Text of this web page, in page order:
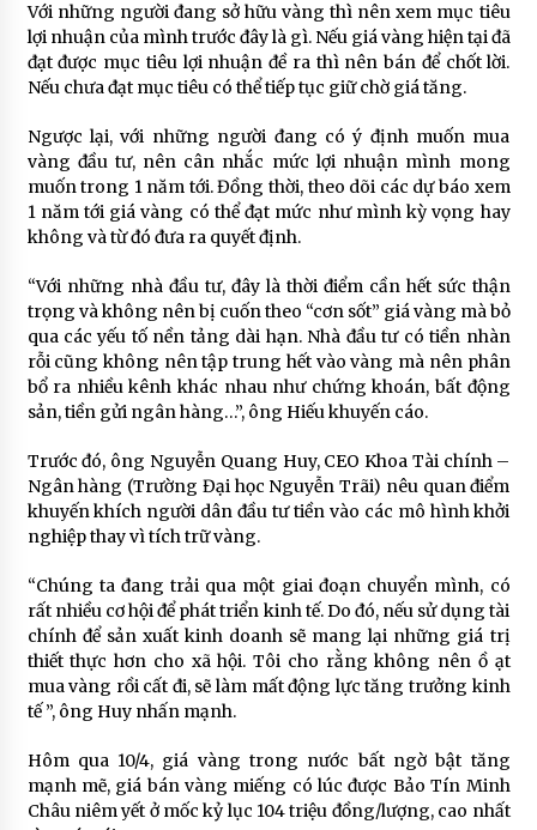
Với những người đang sở hữu vàng thì nên xem mục tiêu
lợi nhuận của mình trước đây là gì. Nếu giá vàng hiện tại đã
đạt được mục tiêu lợi nhuận đề ra thì nên bán để chốt lời.
Nếu chưa đạt mục tiêu có thể tiếp tục giữ chờ giá tăng.
Ngược lại, với những người đang có ý định muốn mua
vàng đầu tư, nên cân nhắc mức lợi nhuận mình mong
muốn trong 1 năm tới. Đồng thời, theo dõi các dự báo xem
1 năm tới giá vàng có thể đạt mức như mình kỳ vọng hay
không và từ đó đưa ra quyết định.
“Với những nhà đầu tư, đây là thời điểm cần hết sức thận
trọng và không nên bị cuốn theo “cơn sốt” giá vàng mà bỏ
qua các yếu tố nền tảng dài hạn. Nhà đầu tư có tiền nhàn
rỗi cũng không nên tập trung hết vào vàng mà nên phân
bổ ra nhiều kênh khác nhau như chứng khoán, bất động
sản, tiền gửi ngân hàng…”, ông Hiếu khuyến cáo.
Trước đó, ông Nguyễn Quang Huy, CEO Khoa Tài chính –
Ngân hàng (Trường Đại học Nguyễn Trãi) nêu quan điểm
khuyến khích người dân đầu tư tiền vào các mô hình khởi
nghiệp thay vì tích trữ vàng.
“Chúng ta đang trải qua một giai đoạn chuyển mình, có
rất nhiều cơ hội để phát triển kinh tế. Do đó, nếu sử dụng tài
chính để sản xuất kinh doanh sẽ mang lại những giá trị
thiết thực hơn cho xã hội. Tôi cho rằng không nên ồ ạt
mua vàng rồi cất đi, sẽ làm mất động lực tăng trưởng kinh
tế ”, ông Huy nhấn mạnh.
Hôm qua 10/4, giá vàng trong nước bất ngờ bật tăng
mạnh mẽ, giá bán vàng miếng có lúc được Bảo Tín Minh
Châu niêm yết ở mốc kỷ lục 104 triệu đồng/lượng, cao nhất